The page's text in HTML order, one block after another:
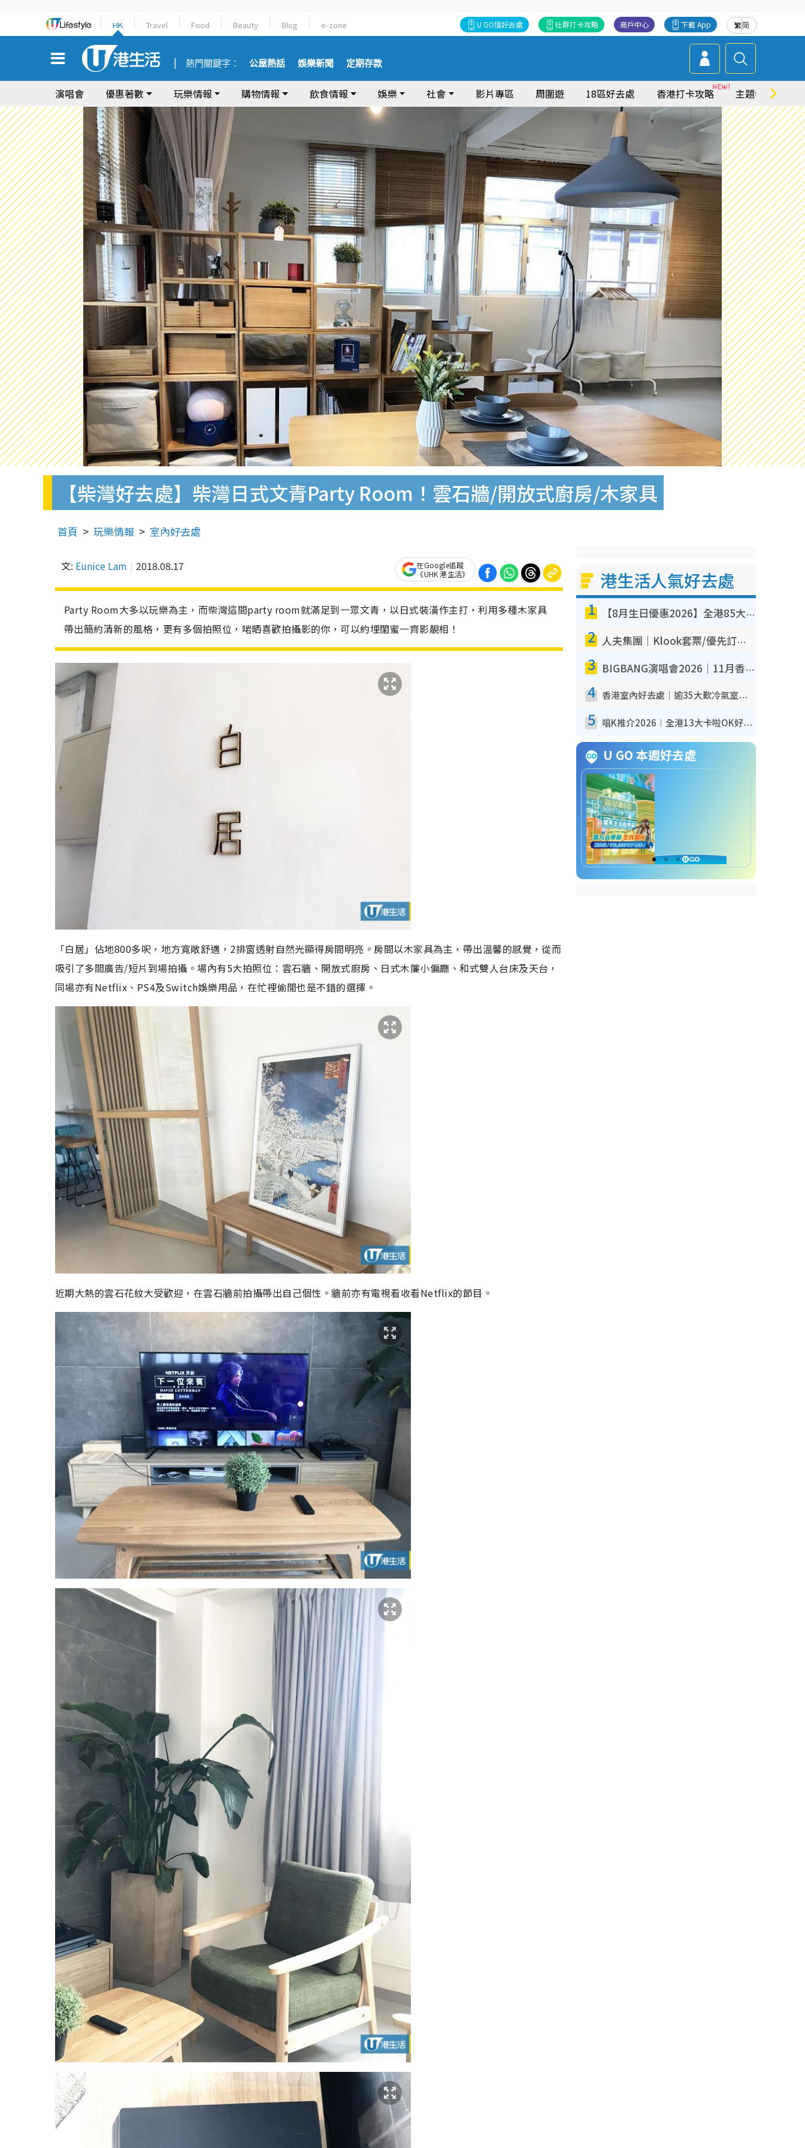
HK Travel Food Beauty Blog e-zone 繁简
下載 App
商戶中心
社群打卡攻略
U GO搵好去處
熱門關鍵字： 公屋熱話 娛樂新聞 定期存款
演唱會 優惠著數 玩樂情報 購物情報 飲食情報 娛樂 社會 影片專區 周圍遊 18區好去處 香港打卡攻略 主題特集
【柴灣好去處】柴灣日式文青Party Room！雲石牆/開放式廚房/木家具
首頁 玩樂情報 室內好去處
文: Eunice Lam 2018.08.17
在Google追蹤
《UHK 港生活》
Party Room大多以玩樂為主，而柴灣這間party room就滿足到一眾文青，以日式裝潢作主打，利用多種木家具
帶出簡約清新的風格，更有多個拍照位，啱晒喜歡拍攝影的你，可以約埋閨蜜一齊影靚相！
「白居」佔地800多呎，地方寬敞舒適，2排窗透射自然光顯得房間明亮。房間以木家具為主，帶出溫馨的感覺，從而
吸引了多間廣告/短片到場拍攝。場內有5大拍照位：雲石牆、開放式廚房、日式木簾小偏廳、和式雙人台床及天台，
同場亦有Netflix、PS4及Switch娛樂用品，在忙裡偷閒也是不錯的選擇。
近期大熱的雲石花紋大受歡迎，在雲石牆前拍攝帶出自己個性。牆前亦有電視看收看Netflix的節目。
港生活人氣好去處
1 【8月生日優惠2026】全港85大食買玩著數攻略 自助餐/火鍋放題同行免費＋誠品/DONKI送現金券
2 人夫集團｜Klook套票/優先訂票/公開發售搶飛攻略！附票價.購票連結.場地座位表
3 BIGBANG演唱會2026｜11月香港啟德開3場！實名制VIP申請、優先購票攻略
4 香港室內好去處｜逾35大歎冷氣室內好去處推介 室內活動免費避雨無懼落雨
5 唱K推介2026︱全港13大卡啦OK好去處！最平$36起 日文K都有！(附地址+收費詳情)
U GO 本週好去處